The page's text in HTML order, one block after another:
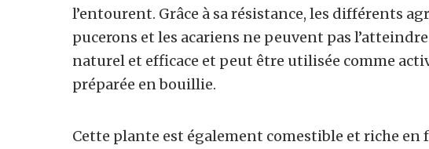
l’entourent. Grâce à sa résistance, les différents
pucerons et les acariens ne peuvent pas
naturel et efficace et peut être utilisée comme
préparée en bouillie.
Cette plante est également comestible et riche en